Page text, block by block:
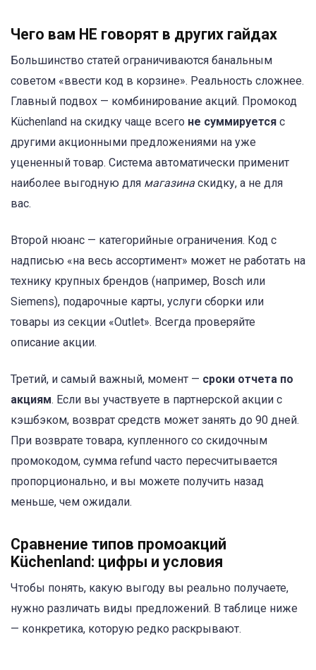
Чего вам НЕ говорят в других гайдах
Большинство статей ограничиваются банальным
советом «ввести код в корзине». Реальность сложнее.
Главный подвох — комбинирование акций. Промокод
Küchenland на скидку чаще всего не суммируется с
другими акционными предложениями на уже
уцененный товар. Система автоматически применит
наиболее выгодную для магазина скидку, а не для
вас.
Второй нюанс — категорийные ограничения. Код с
надписью «на весь ассортимент» может не работать на
технику крупных брендов (например, Bosch или
Siemens), подарочные карты, услуги сборки или
товары из секции «Outlet». Всегда проверяйте
описание акции.
Третий, и самый важный, момент — сроки отчета по
акциям. Если вы участвуете в партнерской акции с
кэшбэком, возврат средств может занять до 90 дней.
При возврате товара, купленного со скидочным
промокодом, сумма refund часто пересчитывается
пропорционально, и вы можете получить назад
меньше, чем ожидали.
Сравнение типов промоакций
Küchenland: цифры и условия
Чтобы понять, какую выгоду вы реально получаете,
нужно различать виды предложений. В таблице ниже
— конкретика, которую редко раскрывают.